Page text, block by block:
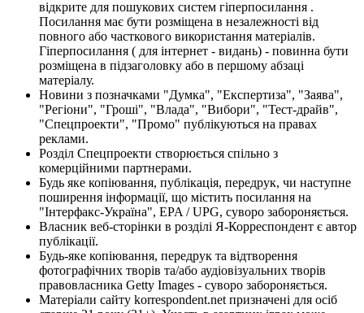
відкрите для пошукових систем гіперпосилання .
Посилання має бути розміщена в незалежності від
повного або часткового використання матеріалів.
Гіперпосилання ( для інтернет - видань) - повинна бути
розміщена в підзаголовку або в першому абзаці
матеріалу.
Новини з позначками "Думка", "Експертиза", "Заява",
"Регіони", "Гроші", "Влада", "Вибори", "Тест-драйв",
"Спецпроекти", "Промо" публікуються на правах
реклами.
Розділ Спецпроекти створюється спільно з
комерційними партнерами.
Будь яке копіювання, публікація, передрук, чи наступне
поширення інформації, що містить посилання на
"Інтерфакс-Україна", EPA / UPG, суворо забороняється.
Власник веб-сторінки в розділі Я-Корреспондент є автор
публікації.
Будь-яке копіювання, передрук та відтворення
фотографічних творів та/або аудіовізуальних творів
правовласника Getty Images - суворо забороняється.
Матеріали сайту korrespondent.net призначені для осіб